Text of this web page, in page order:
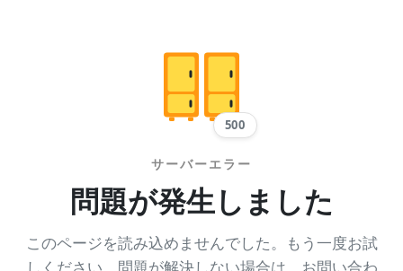
500
サーバーエラー
問題が発生しました
このページを読み込めませんでした。もう一度お試